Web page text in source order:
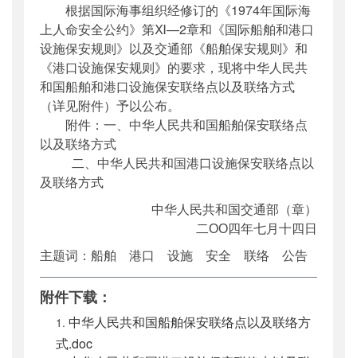
公开日期：2004年07月14日
主题词： 船舶 港口 设施 安全 联络 公
告
机构分类：水运局
主题分类：安全质量
公文类型
其他
根据国际海事组织经修订的《1974年国际海
上人命安全公约》第Ⅺ—2章和《国际船舶和港口
设施保安规则》以及交通部《船舶保安规则》和
《港口设施保安规则》的要求，现将中华人民共
和国船舶和港口设施保安联络点以及联络方式
（详见附件）予以公布。
附件：一、中华人民共和国船舶保安联络点
以及联络方式
二、中华人民共和国港口设施保安联络点以
及联络方式
中华人民共和国交通部（章）
二ОО四年七月十四日
主题词：船舶 港口 设施 安全 联络 公告
附件下载：
中华人民共和国船舶保安联络点以及联络方
式.doc